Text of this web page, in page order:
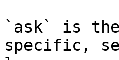
`ask` is
specific,